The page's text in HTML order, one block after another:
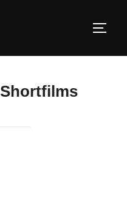
Shortfilms